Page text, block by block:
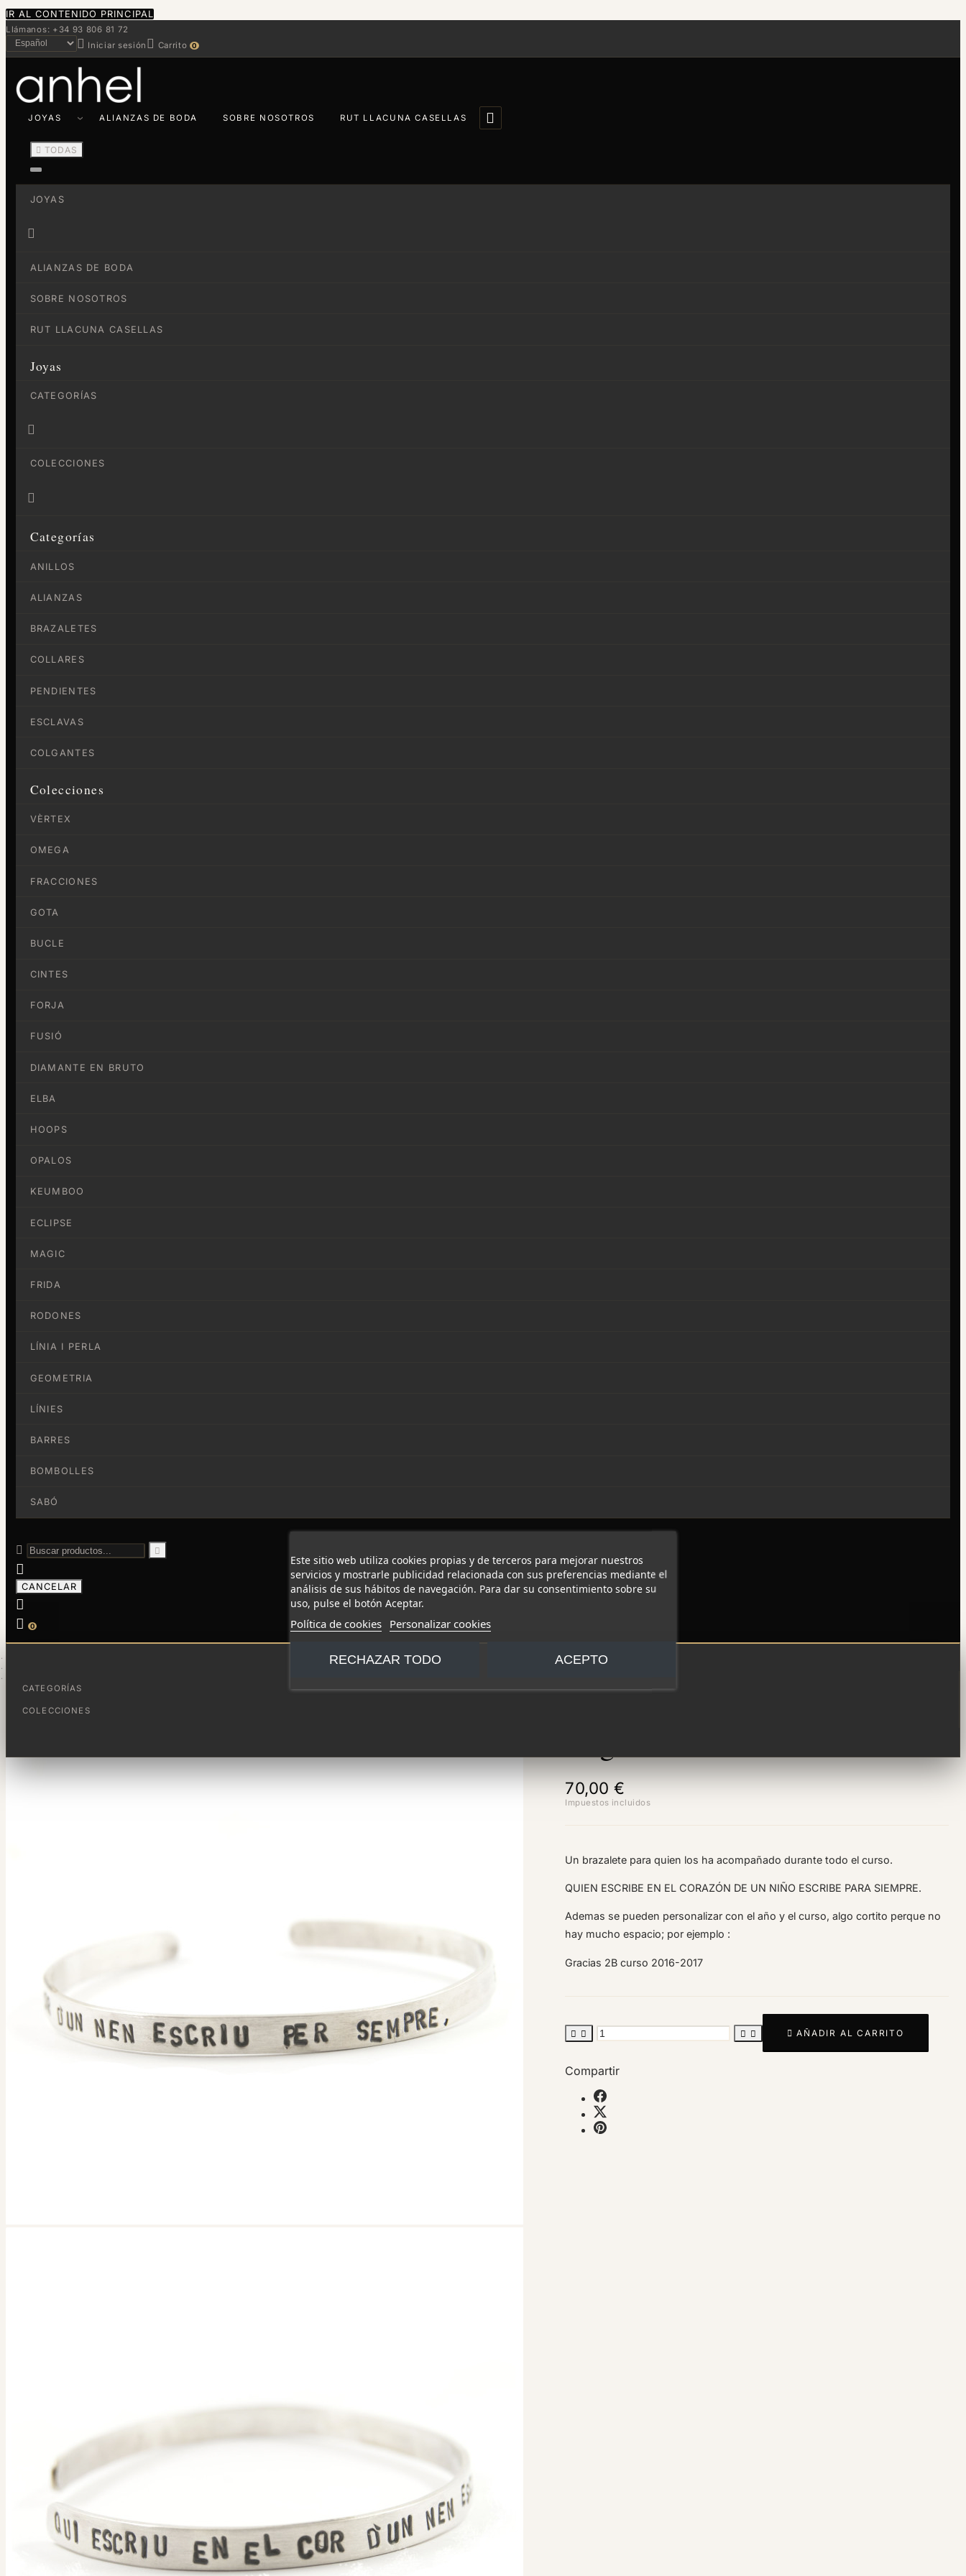
IR AL CONTENIDO PRINCIPAL
Llámanos: +34 93 806 81 72
 Iniciar sesión  Carrito 0
JOYAS
CATEGORÍAS
COLECCIONES
ALIANZAS DE BODA SOBRE NOSOTROS RUT LLACUNA CASELLAS 
 TODAS
JOYAS

ALIANZAS DE BODA
SOBRE NOSOTROS
RUT LLACUNA CASELLAS
Joyas
CATEGORÍAS

COLECCIONES

Categorías
ANILLOS
ALIANZAS
BRAZALETES
COLLARES
PENDIENTES
ESCLAVAS
COLGANTES
Colecciones
VÈRTEX
OMEGA
FRACCIONES
GOTA
BUCLE
CINTES
FORJA
FUSIÓ
DIAMANTE EN BRUTO
ELBA
HOOPS
OPALOS
KEUMBOO
ECLIPSE
MAGIC
FRIDA
RODONES
LÍNIA I PERLA
GEOMETRIA
LÍNIES
BARRES
BOMBOLLES
SABÓ
 

CANCELAR


0
70,00 €
Impuestos incluidos
Un brazalete para quien los ha acompañado durante todo el curso.
QUIEN ESCRIBE EN EL CORAZÓN DE UN NIÑO ESCRIBE PARA SIEMPRE.
Ademas se pueden personalizar con el año y el curso, algo cortito perque no
hay mucho espacio; por ejemplo :
Gracias 2B curso 2016-2017
     AÑADIR AL CARRITO
Compartir
Este sitio web utiliza cookies propias y de terceros para mejorar nuestros
servicios y mostrarle publicidad relacionada con sus preferencias mediante el
análisis de sus hábitos de navegación. Para dar su consentimiento sobre su
uso, pulse el botón Aceptar.
Política de cookies Personalizar cookies
RECHAZAR TODO ACEPTO